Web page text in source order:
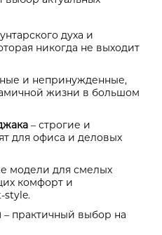
духа и
никогда не выходит
и непринужденные,
жизни в большом
– строгие и
для офиса и деловых
модели для смелых
комфорт и
style.
– практичный выбор на